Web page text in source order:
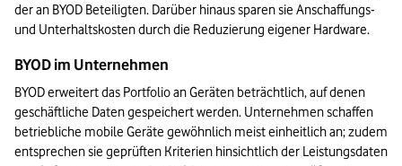
der an BYOD Beteiligten. Darüber hinaus sparen sie Anschaffungs-
und Unterhaltskosten durch die Reduzierung eigener Hardware.
BYOD im Unternehmen
BYOD erweitert das Portfolio an Geräten beträchtlich, auf denen
geschäftliche Daten gespeichert werden. Unternehmen schaffen
betriebliche mobile Geräte gewöhnlich meist einheitlich an; zudem
entsprechen sie geprüften Kriterien hinsichtlich der Leistungsdaten